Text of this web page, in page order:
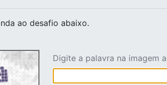
ao desafio abaixo.
Digite a palavra na imagem